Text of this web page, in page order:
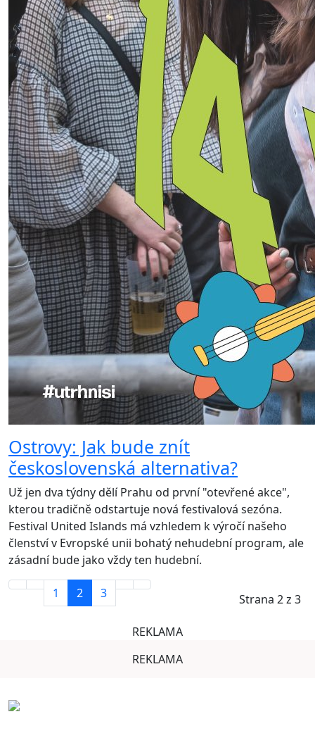
Ostrovy: Jak bude znít
československá alternativa?
Už jen dva týdny dělí Prahu od první "otevřené akce",
kterou tradičně odstartuje nová festivalová sezóna.
Festival United Islands má vzhledem k výročí našeho
členství v Evropské unii bohatý nehudební program, ale
zásadní bude jako vždy ten hudební.
Strana 2 z 3
1 2 3
REKLAMA
REKLAMA